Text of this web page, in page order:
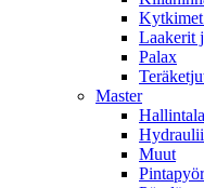
Laakerit
Palax
Master
Muut